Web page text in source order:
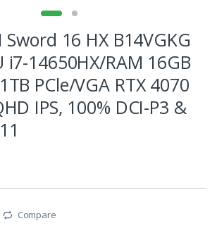
16 HX B14VGKG
i7-14650HX/RAM 16GB
PCle/VGA RTX 4070
IPS, 100% DCI-P3 &
Compare